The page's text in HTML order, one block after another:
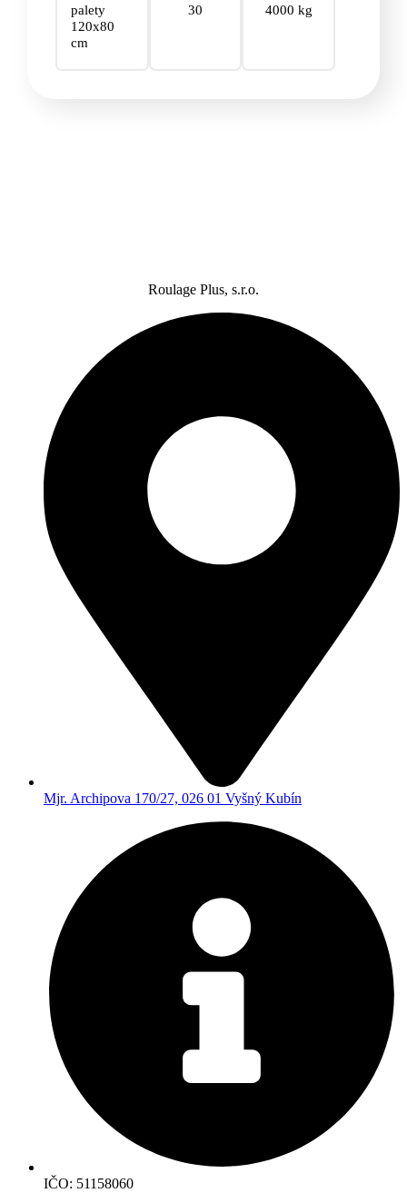
palety
120x80
cm
30 4000 kg
Roulage Plus, s.r.o.
Mjr. Archipova 170/27, 026 01 Vyšný Kubín
IČO: 51158060